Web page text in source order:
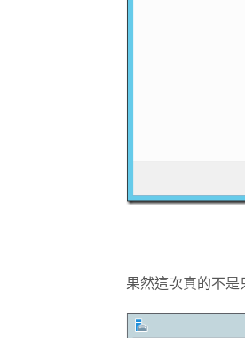
果然這次真的不是